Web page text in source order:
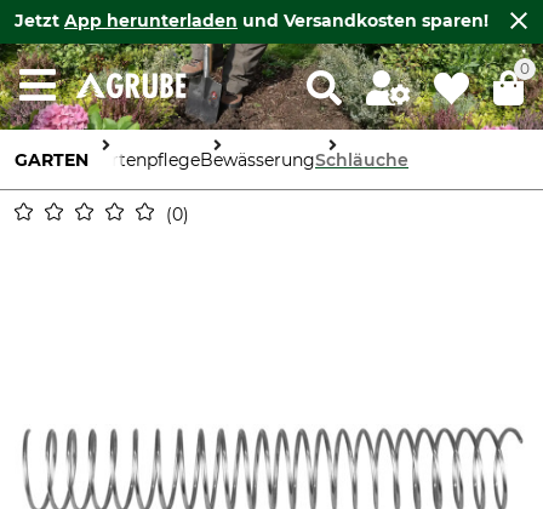
Jetzt App herunterladen und Versandkosten sparen!
0
GARTEN GartenpflegeBewässerungSchläuche
0